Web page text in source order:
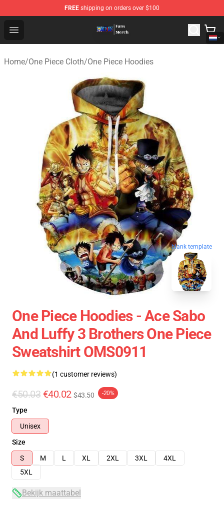
FREE shipping on orders over $100
Open menu
One Piece Store - Official One Piece Merchandise Shop
Home/One Piece Cloth/One Piece Hoodies
blank template
One Piece Hoodies - Ace Sabo
And Luffy 3 Brothers One Piece
Sweatshirt OMS0911
(1 customer reviews)
€50.03 €40.02 $43.50 -20%
Type
Unisex
Size
S
M L XL 2XL 3XL
4XL
5XL
Bekijk maattabel